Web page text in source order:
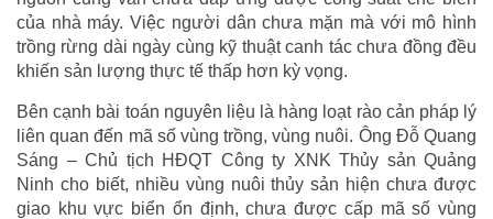
của nhà máy. Việc người dân chưa mặn mà với mô hình
trồng rừng dài ngày cùng kỹ thuật canh tác chưa đồng đều
khiến sản lượng thực tế thấp hơn kỳ vọng.
Bên cạnh bài toán nguyên liệu là hàng loạt rào cản pháp lý
liên quan đến mã số vùng trồng, vùng nuôi. Ông Đỗ Quang
Sáng – Chủ tịch HĐQT Công ty XNK Thủy sản Quảng
Ninh cho biết, nhiều vùng nuôi thủy sản hiện chưa được
giao khu vực biển ổn định, chưa được cấp mã số vùng